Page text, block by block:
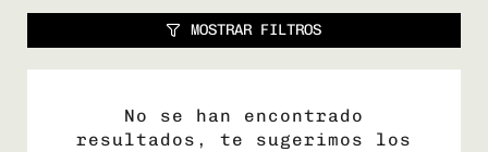
MOSTRAR FILTROS
No se han encontrado
resultados, te sugerimos los